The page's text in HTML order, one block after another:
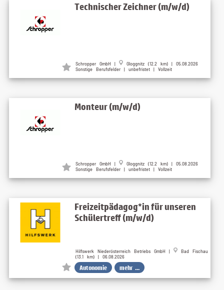
Technischer Zeichner (m/w/d)
Schropper GmbH |
Gloggnitz (12.2 km) | 05.08.2026
Sonstige Berufsfelder | unbefristet | Vollzeit
Monteur (m/w/d)
Schropper GmbH |
Gloggnitz (12.2 km) | 05.08.2026
Sonstige Berufsfelder | unbefristet | Vollzeit
Freizeitpädagog*in für unseren
Schülertreff (m/w/d)
Hilfswerk Niederösterreich Betriebs GmbH |
Bad Fischau
(13.1 km) | 06.08.2026
Autonomie mehr ...